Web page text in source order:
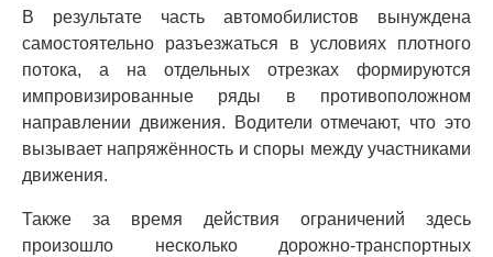
В результате часть автомобилистов вынуждена
самостоятельно разъезжаться в условиях плотного
потока, а на отдельных отрезках формируются
импровизированные ряды в противоположном
направлении движения. Водители отмечают, что это
вызывает напряжённость и споры между участниками
движения.
Также за время действия ограничений здесь
произошло несколько дорожно-транспортных